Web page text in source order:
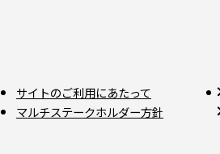
サイトのご利用にあたって
マルチステークホルダー方針